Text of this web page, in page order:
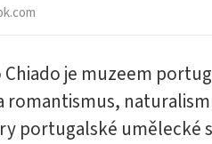
Chiado je muzeem
romantismus,
portugalské umělecké